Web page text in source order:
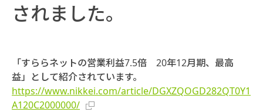
されました。
「すららネットの営業利益7.5倍 20年12月期、最高
益」として紹介されています。
https://www.nikkei.com/article/DGXZQOGD282QT0Y1
A120C2000000/